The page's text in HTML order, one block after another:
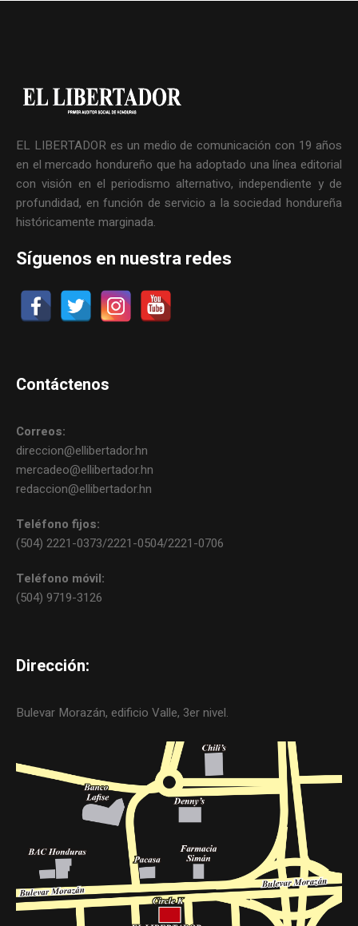
EL LIBERTADOR es un medio de comunicación con 19 años
en el mercado hondureño que ha adoptado una línea editorial
con visión en el periodismo alternativo, independiente y de
profundidad, en función de servicio a la sociedad hondureña
históricamente marginada.
Síguenos en nuestra redes
Contáctenos
Correos:
direccion@ellibertador.hn
mercadeo@ellibertador.hn
redaccion@ellibertador.hn
Teléfono fijos:
(504) 2221-0373/2221-0504/2221-0706
Teléfono móvil:
(504) 9719-3126
Dirección:
Bulevar Morazán, edificio Valle, 3er nivel.